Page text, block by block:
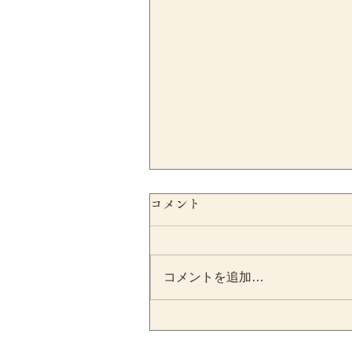
SESCが不正会計リスクをシ
コメント
コメントを追加…